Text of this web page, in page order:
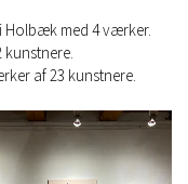
Holbæk med 4 værker.
kunstnere.
af 23 kunstnere.